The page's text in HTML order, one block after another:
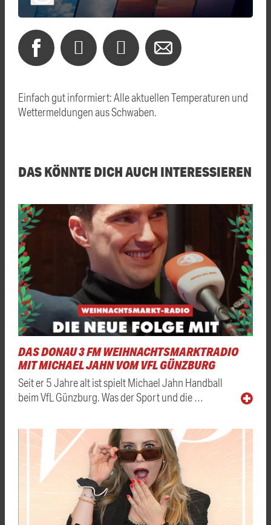
Einfach gut informiert: Alle aktuellen Temperaturen und
Wettermeldungen aus Schwaben.
DAS KÖNNTE DICH AUCH INTERESSIEREN
DAS DONAU 3 FM WEIHNACHTSMARKTRADIO
MIT MICHAEL JAHN VOM VFL GÜNZBURG
Seit er 5 Jahre alt ist spielt Michael Jahn Handball
beim VfL Günzburg. Was der Sport und die …